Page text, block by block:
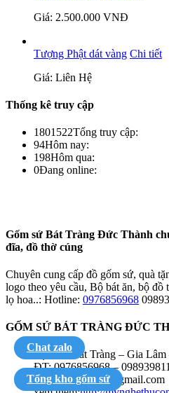
Giá: 2.500.000 VNĐ
Tượng Phật dát vàng Chi tiết
Giá: Liên Hệ
Thống kê truy cập
1801522Tổng truy cập:
94Hôm nay:
198Hôm qua:
0Đang online:
Gốm sứ Bát Tràng Đức Thành
đĩa, đồ thờ cúng
Chuyên cung cấp đồ gốm sứ, quà
logo theo yêu cầu, Bộ bát ăn, bộ
lọ hoa..: Hotline: 0976856968
GỐM SỨ BÁT TRÀNG ĐỨC
Địa chỉ: Bát Tràng – Gia
ĐT: 0976856968 –
Email: vuhongdr@gmail.com
Chat zalo
Tổng kho gốm sứ